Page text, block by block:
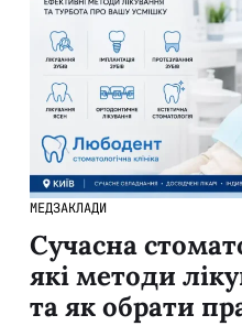
МЕДЗАКЛАДИ
Сучасна
які методи
та як обрати